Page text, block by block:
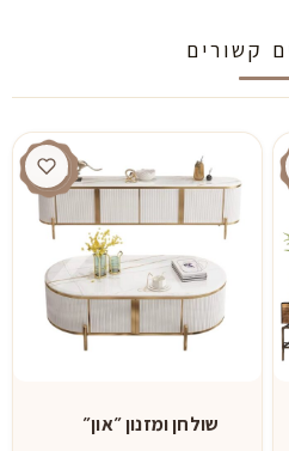
קשורים
שולחן ומזנון ״און״